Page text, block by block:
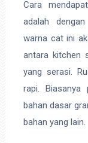
Cara
adalah
warna cat ini
antara kitchen
yang serasi.
rapi. Biasanya
bahan dasar
bahan yang lain.